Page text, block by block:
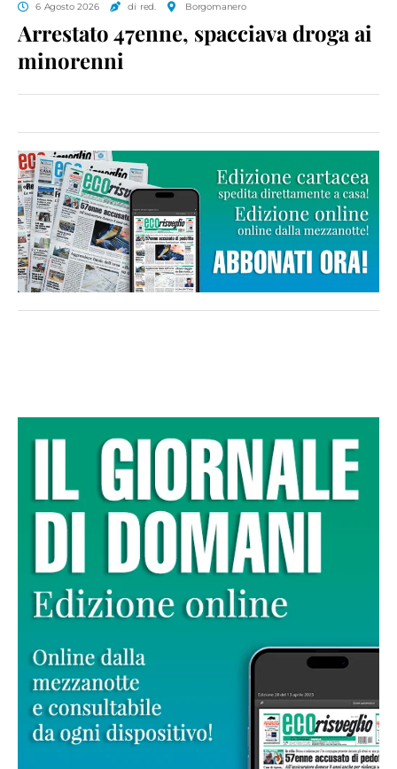
6 Agosto 2026 di red. Borgomanero
Arrestato 47enne, spacciava droga ai
minorenni